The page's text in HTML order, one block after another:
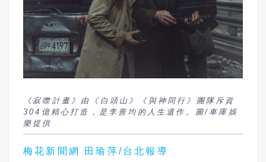
《寂噤計畫》由《白頭山》《與神同行》團隊斥資
304億精心打造，是李善均的人生遺作。圖/車庫娛
樂提供
梅花新聞網 田瑜萍/台北報導